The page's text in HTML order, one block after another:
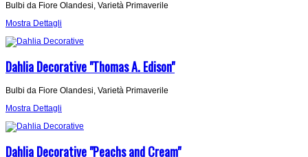
Bulbi da Fiore Olandesi, Varietà Primaverile
Mostra Dettagli
Dahlia Decorative "Thomas A. Edison"
Bulbi da Fiore Olandesi, Varietà Primaverile
Mostra Dettagli
Dahlia Decorative "Peachs and Cream"